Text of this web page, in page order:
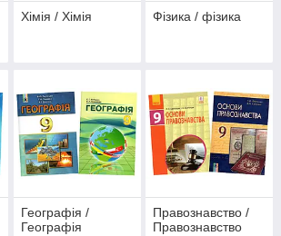
Хімія / Хімія Фізика / фізика
Географія /
Географія
Правознавство /
Правознавство